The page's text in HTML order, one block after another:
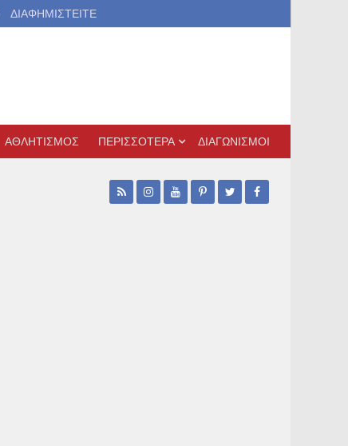
ΔΙΑΦΗΜΙΣΤΕΙΤΕ
ΑΘΛΗΤΙΣΜΟΣ ΠΕΡΙΣΣΟΤΕΡΑ ΔΙΑΓΩΝΙΣΜΟΙ